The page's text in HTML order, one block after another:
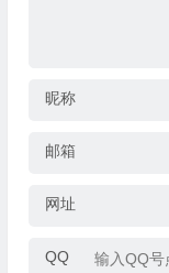
昵称
邮箱
网址
QQ